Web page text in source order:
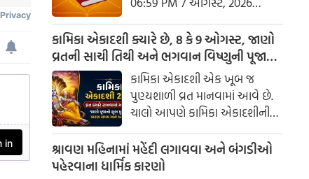
શુક્રવાર આષાઢ વદ નોમ - વિક્રમ
સંવત 2082
કામિકા એકાદશી ક્યારે છે, 8 કે 9 ઓગસ્ટ, જાણો
વ્રતની સાચી તિથી અને ભગવાન વિષ્ણુની પૂજાનું
શુભ મુહૂર્ત
કામિકા એકાદશી એક ખૂબ જ
પુણ્યશાળી વ્રત માનવામાં આવે છે.
ચાલો આપણે કામિકા એકાદશીની
ચોક્કસ તારીખ અને આ દિવસે પૂજા
કરવાનો શુભ સમય જાણીએ.
શ્રાવણ મહિનામાં મહેંદી લગાવવા અને બંગડીઓ
પહેરવાના ધાર્મિક કારણો